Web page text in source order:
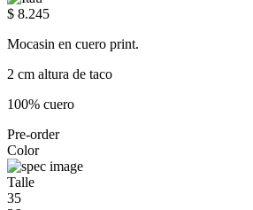
$ 8.245
Mocasin en cuero print.
2 cm altura de taco
100% cuero
Pre-order
Color
Talle
35